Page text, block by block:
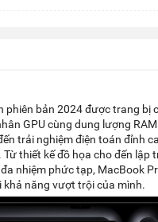
phiên bản 2024 được trang bị
GPU cùng dung lượng
trải nghiệm điện toán đỉnh
thiết kế đồ họa cho đến lập
nhiệm phức tạp, MacBook
khả năng vượt trội của mình.